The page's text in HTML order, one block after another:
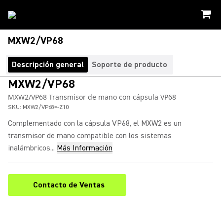
MXW2/VP68
Descripción general Soporte de producto
MXW2/VP68
MXW2/VP68 Transmisor de mano con cápsula VP68
SKU: MXW2/VP68=-Z10
Complementado con la cápsula VP68, el MXW2 es un
transmisor de mano compatible con los sistemas
inalámbricos... Más Información
Contacto de Ventas